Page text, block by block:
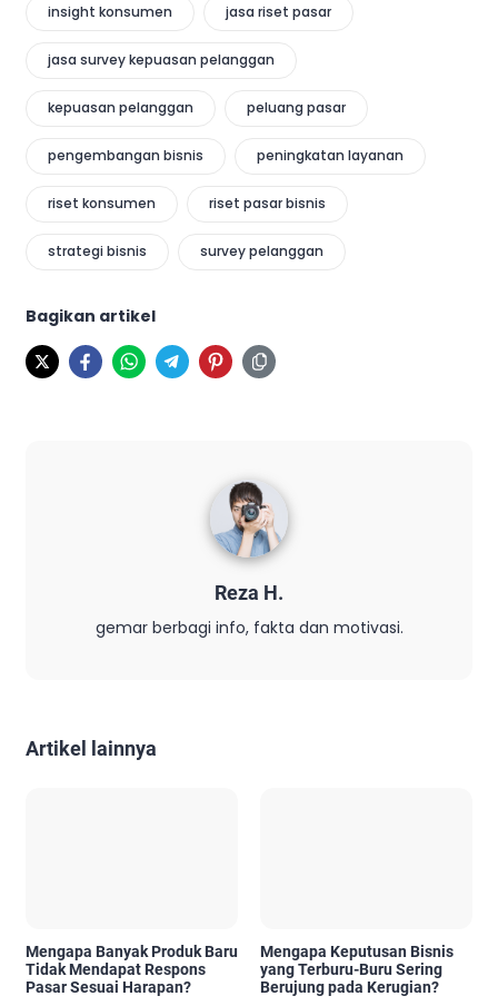
insight konsumen jasa riset pasar
jasa survey kepuasan pelanggan
kepuasan pelanggan peluang pasar
pengembangan bisnis peningkatan layanan
riset konsumen riset pasar bisnis
strategi bisnis survey pelanggan
Bagikan artikel
Reza H.
gemar berbagi info, fakta dan motivasi.
Artikel lainnya
Mengapa Banyak Produk Baru
Tidak Mendapat Respons
Pasar Sesuai Harapan?
Mengapa Keputusan Bisnis
yang Terburu-Buru Sering
Berujung pada Kerugian?